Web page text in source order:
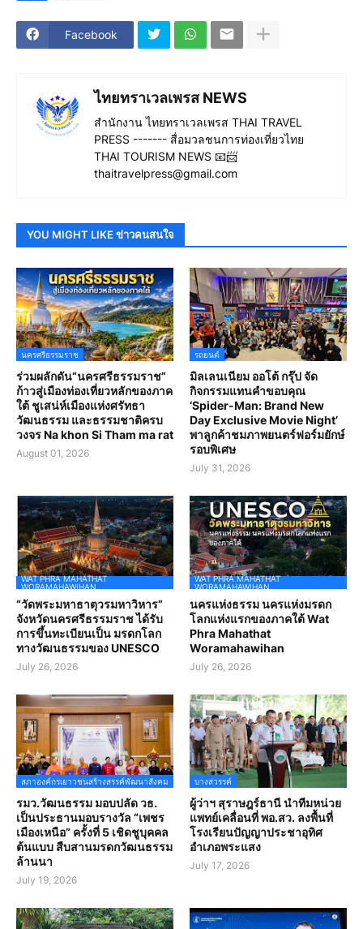
Facebook
ไทยทราเวลเพรส NEWS
สำนักงาน ไทยทราเวลเพรส THAI TRAVEL
PRESS ------- สื่อมวลชนการท่องเที่ยวไทย
THAI TOURISM NEWS 📧📨
thaitravelpress@gmail.com
YOU MIGHT LIKE ข่าวคนสนใจ
นครศรีธรรมราช
ร่วมผลักดัน“นครศรีธรรมราช”
ก้าวสู่เมืองท่องเที่ยวหลักของภาค
ใต้ ชูเสน่ห์เมืองแห่งศรัทธา
วัฒนธรรม และธรรมชาติครบ
วงจร Na khon Si Tham ma rat
August 01, 2026
รถยนต์
มิลเลนเนียม ออโต้ กรุ๊ป จัด
กิจกรรมแทนคำขอบคุณ
‘Spider-Man: Brand New
Day Exclusive Movie Night’
พาลูกค้าชมภาพยนตร์ฟอร์มยักษ์
รอบพิเศษ
July 31, 2026
WAT PHRA MAHATHAT
WORAMAHAWIHAN
“วัดพระมหาธาตุวรมหาวิหาร”
จังหวัดนครศรีธรรมราช ได้รับ
การขึ้นทะเบียนเป็น มรดกโลก
ทางวัฒนธรรมของ UNESCO
July 26, 2026
WAT PHRA MAHATHAT
WORAMAHAWIHAN
นครแห่งธรรม นครแห่งมรดก
โลกแห่งแรกของภาคใต้ Wat
Phra Mahathat
Woramahawihan
July 26, 2026
สภาองค์กรเยาวชนสร้างสรรค์พัฒนาสังคม
รมว.วัฒนธรรม มอบปลัด วธ.
เป็นประธานมอบรางวัล “เพชร
เมืองเหนือ” ครั้งที่ 5 เชิดชูบุคคล
ต้นแบบ สืบสานมรดกวัฒนธรรม
ล้านนา
July 19, 2026
บางสวรรค์
ผู้ว่าฯ สุราษฎร์ธานี นำทีมหน่วย
แพทย์เคลื่อนที่ พอ.สว. ลงพื้นที่
โรงเรียนปัญญาประชาอุทิศ
อำเภอพระแสง
July 17, 2026